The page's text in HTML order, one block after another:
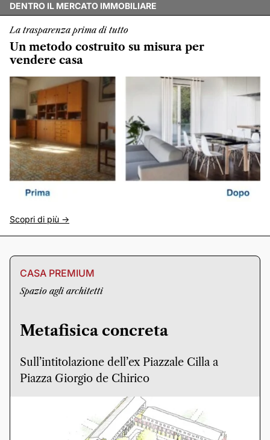
DENTRO IL MERCATO IMMOBILIARE
La trasparenza prima di tutto
Un metodo costruito su misura per
vendere casa
Scopri di più ->
CASA PREMIUM
Spazio agli architetti
Metafisica concreta
Sull’intitolazione dell’ex Piazzale Cilla a
Piazza Giorgio de Chirico